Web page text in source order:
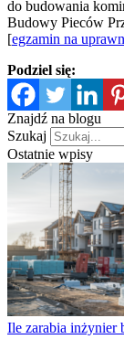
do budowania
Budowy Pieców
[egzamin na
Podziel się:
Znajdź na blogu
Szukaj
Ostatnie wpisy
Ile zarabia inżynier